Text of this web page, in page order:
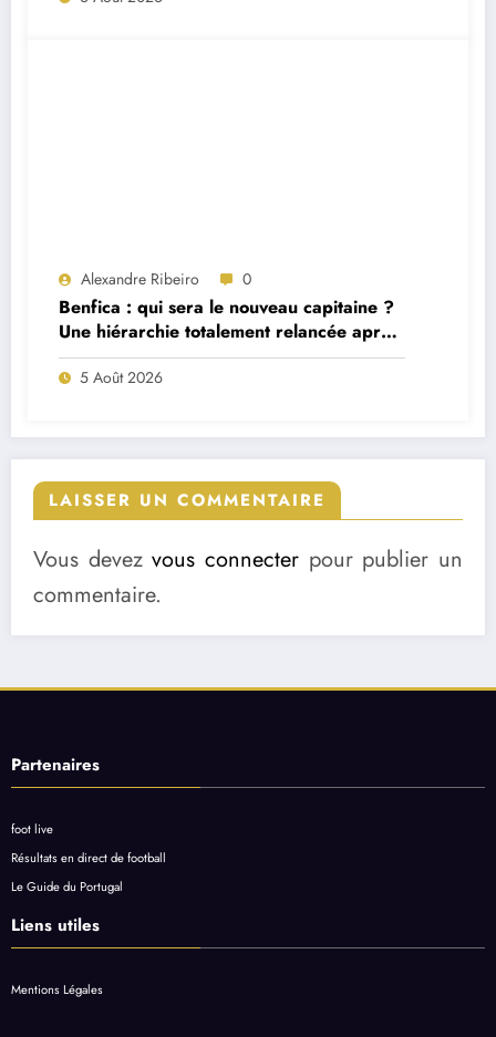
Alexandre Ribeiro 0
Benfica : qui sera le nouveau capitaine ?
Une hiérarchie totalement relancée après
deux départs majeurs
5 Août 2026
LAISSER UN COMMENTAIRE
Vous devezvous connecter pour publier un
commentaire.
Partenaires
foot live
Résultats en direct de football
Le Guide du Portugal
Liens utiles
Mentions Légales